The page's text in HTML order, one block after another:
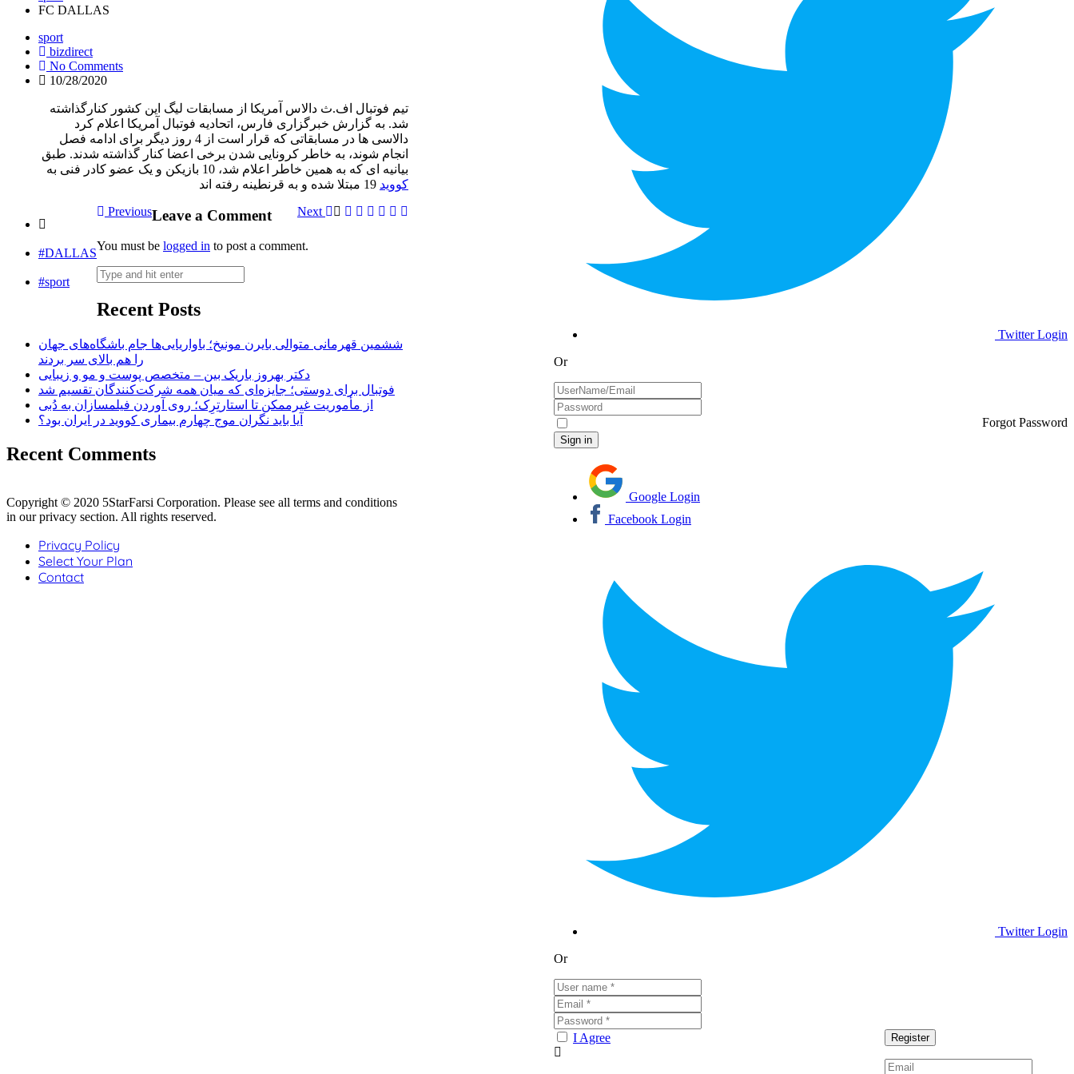
Twitter Login
Or
Forgot Password
Google Login
Facebook Login
Twitter Login
Or
I Agree
FC DALLAS
sport
bizdirect
No Comments
10/28/2020
تیم فوتبال اف.ث دالاس آمریکا از مسابقات لیگ این کشور کنارگذاشته
شد. به گزارش خبرگزاری فارس، اتحادیه فوتبال آمریکا اعلام کرد
دالاسی ها در مسابقاتی که قرار است از 4 روز دیگر برای ادامه فصل
انجام شوند، به خاطر کرونایی شدن برخی اعضا کنار گذاشته شدند. طبق
بیانیه ای که به همین خاطر اعلام شد، 10 بازیکن و یک عضو کادر فنی به
کووید
#DALLAS
#sport
Previous Next
Leave a Comment
You must be logged in to post a comment.
Recent Posts
ششمین قهرمانی متوالی بایرن مونیخ؛ باواریایی‌ها جام باشگاه‌های جهان
را هم بالای سر بردند
دکتر بهروز باریک بین – متخصص پوست و مو و زیبایی
فوتبال برای دوستی؛ جایزه‌ای که میان همه شرکت‌کنندگان تقسیم شد
از مأموریت غیرممکن تا استارتِرِک؛ روی آوردن فیلمسازان به دُبی
آیا باید نگران موج چهارم بیماری کووید در ایران بود؟
Recent Comments
Copyright © 2020 5StarFarsi Corporation. Please see all terms and conditions
in our privacy section. All rights reserved.
Privacy Policy
Select Your Plan
Contact